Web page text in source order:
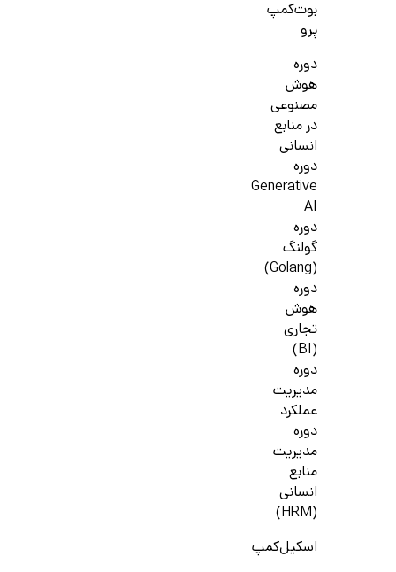
بوت‌کمپ
پرو
دوره
هوش
مصنوعی
در منابع
انسانی
دوره
Generative
AI
دوره
گولنگ
(Golang)
دوره
هوش
تجاری
(BI)
دوره
مدیریت
عملکرد
دوره
مدیریت
منابع
انسانی
(HRM)
اسکیل‌کمپ